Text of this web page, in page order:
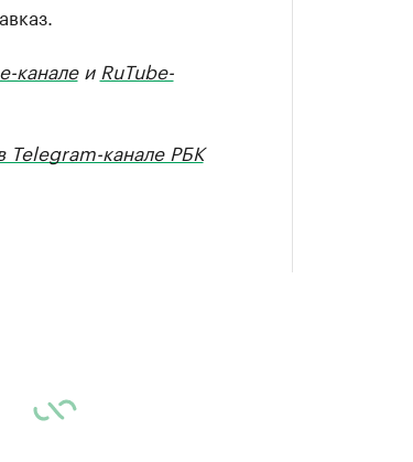
каналеи RuTube-
Telegram-канале РБК